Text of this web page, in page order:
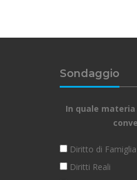
Sondaggio
In quale
Diritto di Famiglia
Diritti Reali